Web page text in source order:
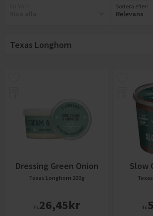
Sortera efter:
Relevans
Texas Longhorn
Dressing Green Onion
Texas Longhorn 200g
fr.26,45kr
Slow
fr.